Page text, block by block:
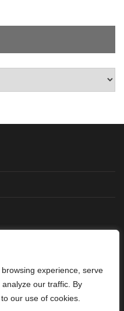
experience, serve
our traffic. By
our use of cookies.